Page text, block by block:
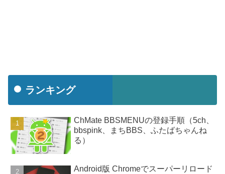
ランキング
ChMate BBSMENUの登録手順（5ch、
bbspink、まちBBS、ふたばちゃんね
る）
Android版 Chromeでスーパーリロード